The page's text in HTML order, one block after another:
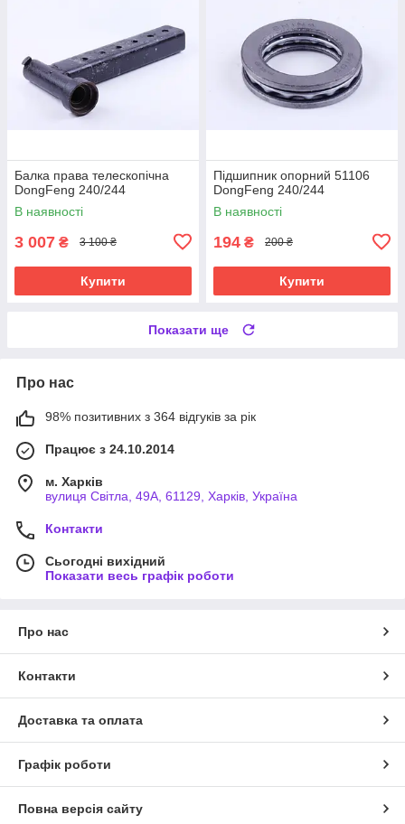
Балка права телескопічна
DongFeng 240/244
В наявності
3 007 ₴ 3 100 ₴
Купити
Підшипник опорний 51106
DongFeng 240/244
В наявності
194 ₴ 200 ₴
Купити
Показати ще
Про нас
98% позитивних з 364 відгуків за рік
Працює з 24.10.2014
м. Харків
вулиця Світла, 49А, 61129, Харків, Україна
Контакти
Сьогодні вихідний
Показати весь графік роботи
Про нас
Контакти
Доставка та оплата
Графік роботи
Повна версія сайту